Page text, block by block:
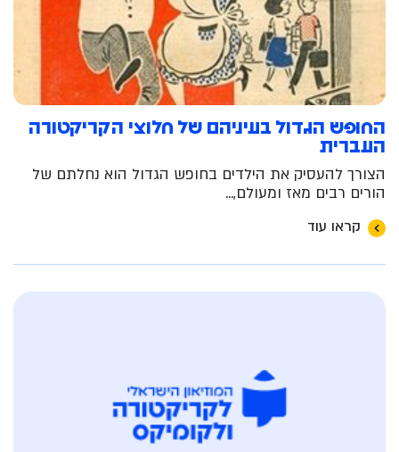
החופש הגדול בעיניהם של חלוצי הקריקטורה
העברית
הצורך להעסיק את הילדים בחופש הגדול הוא נחלתם של
הורים רבים מאז ומעולם,...
קראו עוד